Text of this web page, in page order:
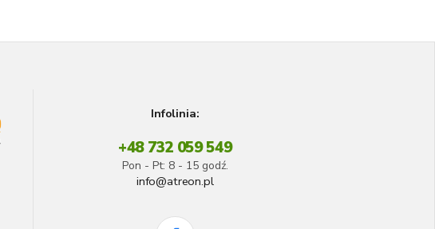
Infolinia:
+48 732 059 549
Pon - Pt: 8 - 15 godź.
info@atreon.pl